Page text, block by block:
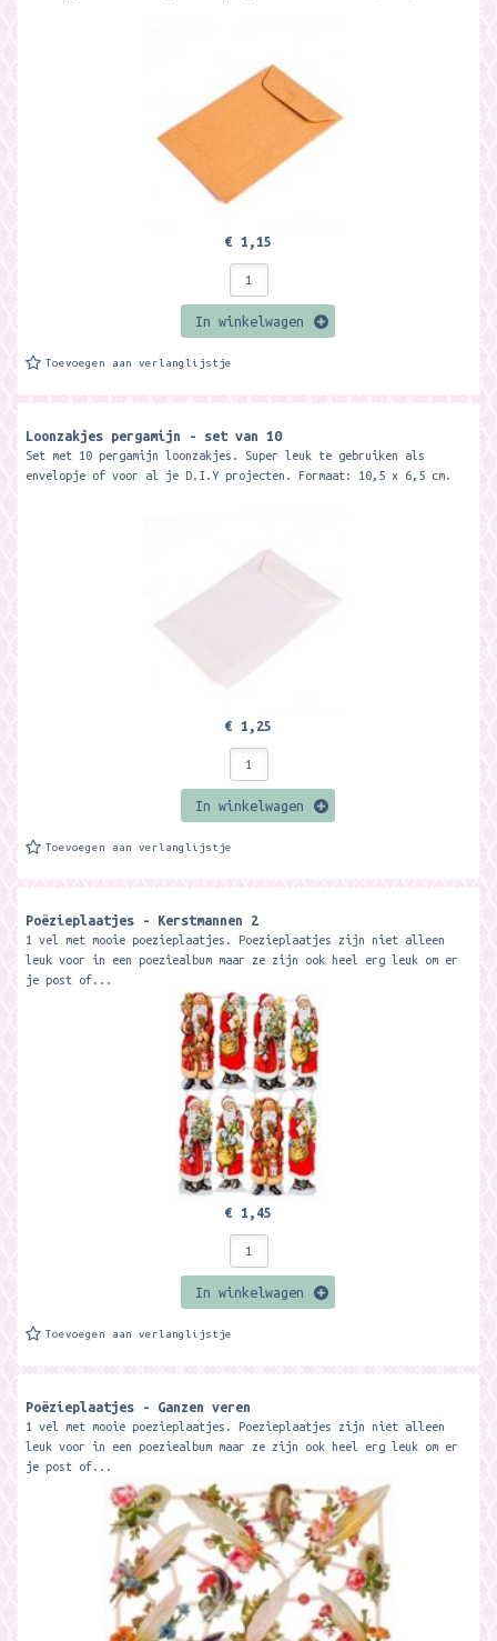
€ 1,15
In winkelwagen
Toevoegen aan verlanglijstje
Loonzakjes pergamijn - set van 10
Set met 10 pergamijn loonzakjes. Super leuk te gebruiken als
envelopje of voor al je D.I.Y projecten. Formaat: 10,5 x 6,5 cm.
€ 1,25
In winkelwagen
Toevoegen aan verlanglijstje
Poëzieplaatjes - Kerstmannen 2
1 vel met mooie poezieplaatjes. Poezieplaatjes zijn niet alleen
leuk voor in een poeziealbum maar ze zijn ook heel erg leuk om er
je post of...
€ 1,45
In winkelwagen
Toevoegen aan verlanglijstje
Poëzieplaatjes - Ganzen veren
1 vel met mooie poezieplaatjes. Poezieplaatjes zijn niet alleen
leuk voor in een poeziealbum maar ze zijn ook heel erg leuk om er
je post of...